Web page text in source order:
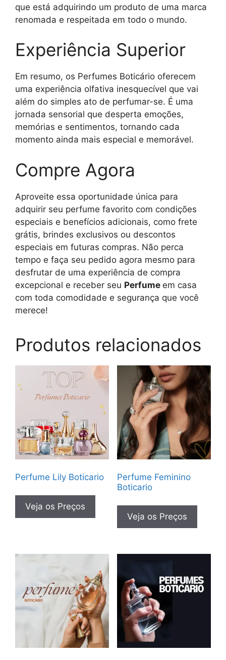
que está adquirindo um produto de uma marca
renomada e respeitada em todo o mundo.
Experiência Superior
Em resumo, os Perfumes Boticário oferecem
uma experiência olfativa inesquecível que vai
além do simples ato de perfumar-se. É uma
jornada sensorial que desperta emoções,
memórias e sentimentos, tornando cada
momento ainda mais especial e memorável.
Compre Agora
Aproveite essa oportunidade única para
adquirir seu perfume favorito com condições
especiais e benefícios adicionais, como frete
grátis, brindes exclusivos ou descontos
especiais em futuras compras. Não perca
tempo e faça seu pedido agora mesmo para
desfrutar de uma experiência de compra
excepcional e receber seu Perfume em casa
com toda comodidade e segurança que você
merece!
Produtos relacionados
Perfume Lily Boticario
Veja os Preços
Perfume Feminino
Boticario
Veja os Preços